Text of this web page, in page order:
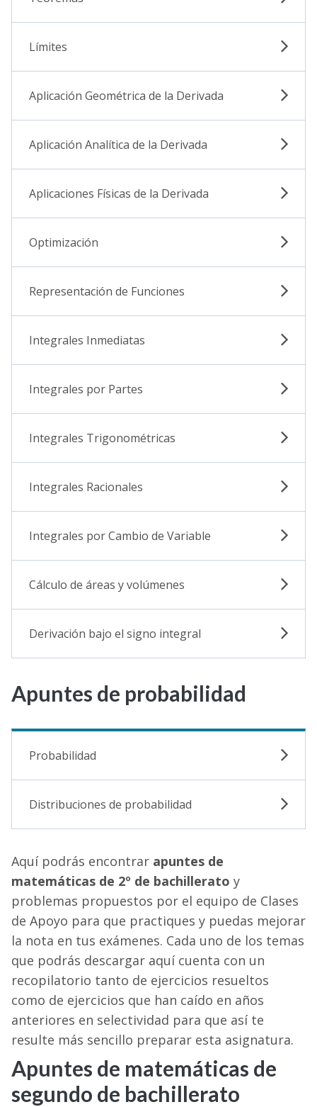
Límites
Aplicación Geométrica de la Derivada
Aplicación Analítica de la Derivada
Aplicaciones Físicas de la Derivada
Optimización
Representación de Funciones
Integrales Inmediatas
Integrales por Partes
Integrales Trigonométricas
Integrales Racionales
Integrales por Cambio de Variable
Cálculo de áreas y volúmenes
Derivación bajo el signo integral
Apuntes de probabilidad
Probabilidad
Distribuciones de probabilidad
Aquí podrás encontrar apuntes de
matemáticas de 2º de bachillerato y
problemas propuestos por el equipo de Clases
de Apoyo para que practiques y puedas mejorar
la nota en tus exámenes. Cada uno de los temas
que podrás descargar aquí cuenta con un
recopilatorio tanto de ejercicios resueltos
como de ejercicios que han caído en años
anteriores en selectividad para que así te
resulte más sencillo preparar esta asignatura.
Apuntes de matemáticas de
segundo de bachillerato